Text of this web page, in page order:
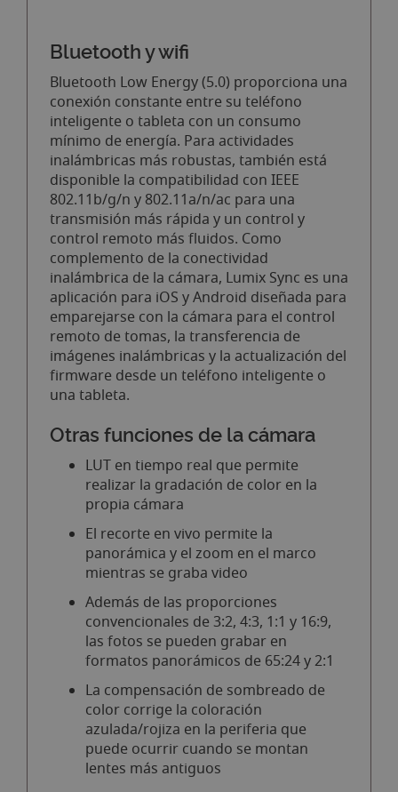
Bluetooth y wifi
Bluetooth Low Energy (5.0) proporciona una
conexión constante entre su teléfono
inteligente o tableta con un consumo
mínimo de energía. Para actividades
inalámbricas más robustas, también está
disponible la compatibilidad con IEEE
802.11b/g/n y 802.11a/n/ac para una
transmisión más rápida y un control y
control remoto más fluidos. Como
complemento de la conectividad
inalámbrica de la cámara, Lumix Sync es una
aplicación para iOS y Android diseñada para
emparejarse con la cámara para el control
remoto de tomas, la transferencia de
imágenes inalámbricas y la actualización del
firmware desde un teléfono inteligente o
una tableta.
Otras funciones de la cámara
LUT en tiempo real que permite
realizar la gradación de color en la
propia cámara
El recorte en vivo permite la
panorámica y el zoom en el marco
mientras se graba video
Además de las proporciones
convencionales de 3:2, 4:3, 1:1 y 16:9,
las fotos se pueden grabar en
formatos panorámicos de 65:24 y 2:1
La compensación de sombreado de
color corrige la coloración
azulada/rojiza en la periferia que
puede ocurrir cuando se montan
lentes más antiguos